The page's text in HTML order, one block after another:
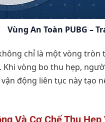
Vùng An Toàn PUBG –
chỉ là một vòng tròn
Khi vòng bo thu hẹp,
động liên tục này tạo